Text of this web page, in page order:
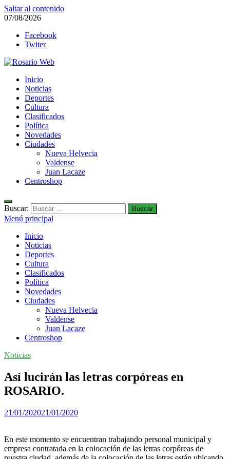
Saltar al contenido
07/08/2026
Facebook
Twiter
Rosario Web
Todas la noticias de Rosario y la zona
Inicio
Noticias
Deportes
Cultura
Clasificados
Política
Novedades
Ciudades
Nueva Helvecia
Valdense
Juan Lacaze
Centroshop
Buscar:
Menú principal
Inicio
Noticias
Deportes
Cultura
Clasificados
Política
Novedades
Ciudades
Nueva Helvecia
Valdense
Juan Lacaze
Centroshop
Noticias
Así lucirán las letras corpóreas en
ROSARIO.
21/01/202021/01/2020
En este momento se encuentran trabajando personal municipal y
empresa contratada en la colocación de las letras corpóreas de